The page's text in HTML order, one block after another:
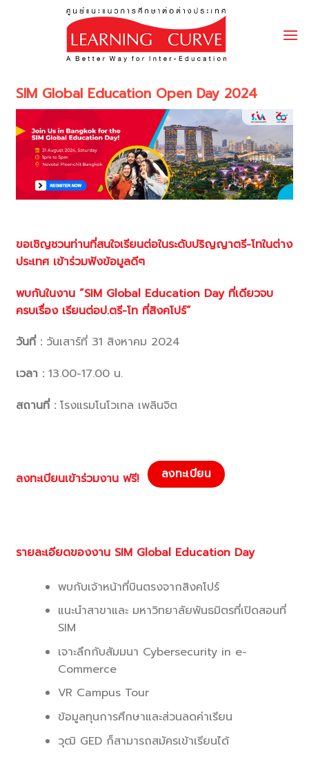
SIM Global Education Open Day 2024
ขอเชิญชวนท่านที่สนใจเรียนต่อในระดับปริญญาตรี-โทในต่าง
ประเทศ เข้าร่วมฟังข้อมูลดีๆ
พบกันในงาน “SIM Global Education Day ที่เดียวจบ
ครบเรื่อง เรียนต่อป.ตรี-โท ที่สิงคโปร์”
วันที่ :วันเสาร์ที่ 31 สิงหาคม 2024
เวลา :13.00-17.00 น.
สถานที่ :โรงแรมโนโวเทล เพลินจิต
ลงทะเบียนเข้าร่วมงาน ฟรี! ลงทะเบียน
รายละเอียดของงาน SIM Global Education Day
พบกับเจ้าหน้าที่บินตรงจากสิงคโปร์
แนะนำสาขาและ มหาวิทยาลัยพันธมิตรที่เปิดสอนที่
SIM
เจาะลึกกับสัมมนา Cybersecurity in e-
Commerce
VR Campus Tour
ข้อมูลทุนการศึกษาและส่วนลดค่าเรียน
วุฒิ GED ก็สามารถสมัครเข้าเรียนได้